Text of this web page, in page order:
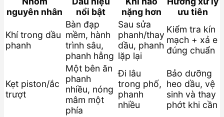
nguyên nhân
nổi bật
nặng hơn
ưu tiên
Khí trong dầu
phanh
Bàn đạp
mềm, hành
trình sâu,
phanh hẫng
Sau sửa
phanh/thay
dầu, phanh
lặp lại
Kiểm tra kín
mạch + xả e
đúng chuẩn
Kẹt piston/ắc
trượt
Một bên ăn
phanh
nhiều, nóng
mâm một
phía
Đi lâu
trong phố,
phanh
nhiều
Bảo dưỡng
heo dầu, vệ
sinh và thay
phớt khi cần